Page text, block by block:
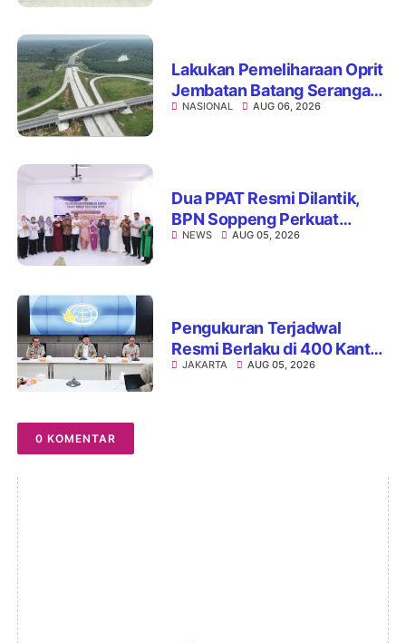
Lakukan Pemeliharaan Oprit
Jembatan Batang Serangan,
Hutama Karya Uji Coba
NASIONAL AUG 06, 2026
Dua PPAT Resmi Dilantik,
BPN Soppeng Perkuat
Pelayanan Pertanahan
NEWS AUG 05, 2026
Pengukuran Terjadwal
Resmi Berlaku di 400 Kantor
Pertanahan, ATR/BPN Jamin
JAKARTA AUG 05, 2026
0 KOMENTAR